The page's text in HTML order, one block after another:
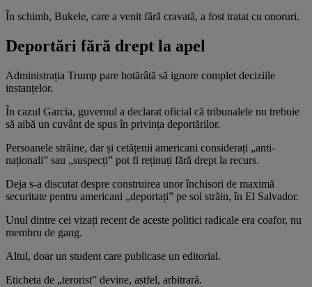
În schimb, Bukele, care a venit fără cravată, a fost tratat cu onoruri.
Deportări fără drept la apel
Administrația Trump pare hotărâtă să ignore complet deciziile
instanțelor.
În cazul Garcia, guvernul a declarat oficial că tribunalele nu trebuie
să aibă un cuvânt de spus în privința deportărilor.
Persoanele străine, dar și cetățenii americani considerați „anti-
naționali” sau „suspecți” pot fi reținuți fără drept la recurs.
Deja s-a discutat despre construirea unor închisori de maximă
securitate pentru americani „deportați” pe sol străin, în El Salvador.
Unul dintre cei vizați recent de aceste politici radicale era coafor, nu
membru de gang.
Altul, doar un student care publicase un editorial.
Eticheta de „terorist” devine, astfel, arbitrară.